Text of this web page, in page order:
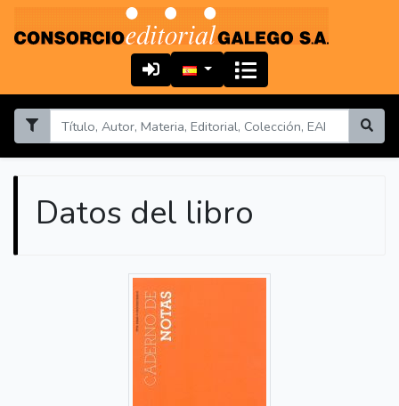
Datos del libro